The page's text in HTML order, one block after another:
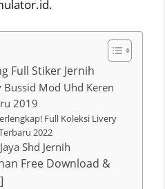
Full Stiker Jernih
Mod Uhd Keren
2019
Full Koleksi Livery
2022
Shd Jernih
Free Download &